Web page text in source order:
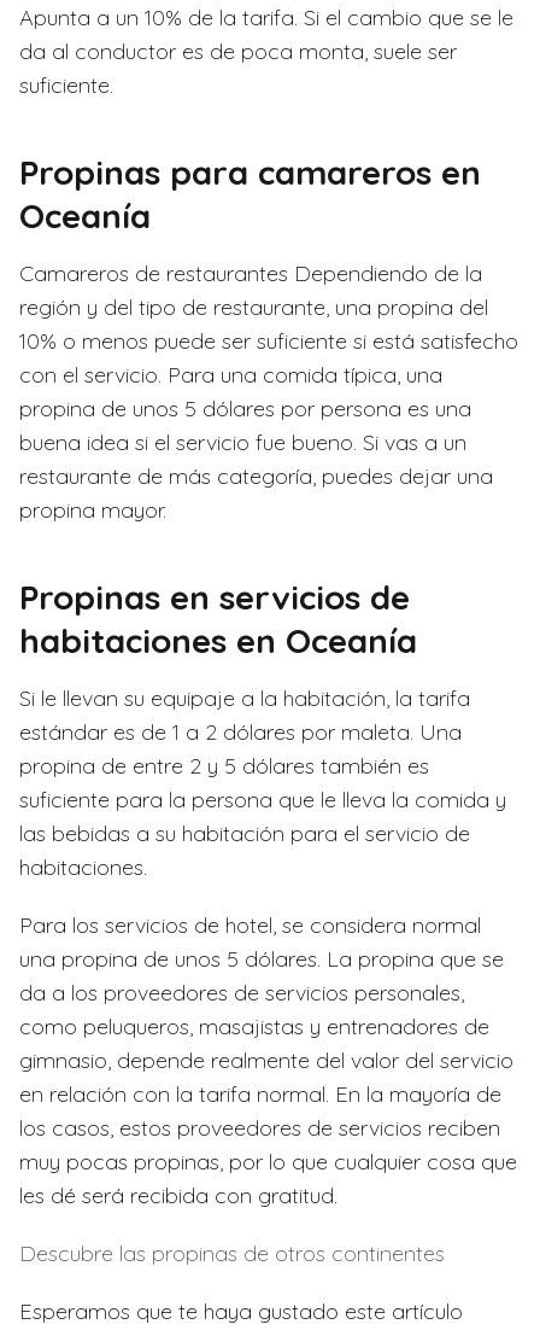
Apunta a un 10% de la tarifa. Si el cambio que se le
da al conductor es de poca monta, suele ser
suficiente.
Propinas para camareros en
Oceanía
Camareros de restaurantes Dependiendo de la
región y del tipo de restaurante, una propina del
10% o menos puede ser suficiente si está satisfecho
con el servicio. Para una comida típica, una
propina de unos 5 dólares por persona es una
buena idea si el servicio fue bueno. Si vas a un
restaurante de más categoría, puedes dejar una
propina mayor.
Propinas en servicios de
habitaciones en Oceanía
Si le llevan su equipaje a la habitación, la tarifa
estándar es de 1 a 2 dólares por maleta. Una
propina de entre 2 y 5 dólares también es
suficiente para la persona que le lleva la comida y
las bebidas a su habitación para el servicio de
habitaciones.
Para los servicios de hotel, se considera normal
una propina de unos 5 dólares. La propina que se
da a los proveedores de servicios personales,
como peluqueros, masajistas y entrenadores de
gimnasio, depende realmente del valor del servicio
en relación con la tarifa normal. En la mayoría de
los casos, estos proveedores de servicios reciben
muy pocas propinas, por lo que cualquier cosa que
les dé será recibida con gratitud.
Descubre las propinas de otros continentes
Esperamos que te haya gustado este artículo